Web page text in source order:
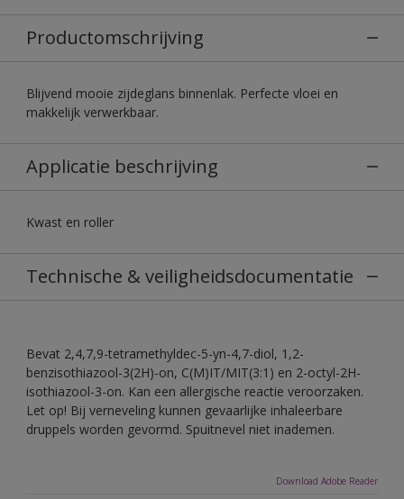
Productomschrijving
Blijvend mooie zijdeglans binnenlak. Perfecte vloei en
makkelijk verwerkbaar.
Applicatie beschrijving
Kwast en roller
Technische & veiligheidsdocumentatie
Bevat 2,4,7,9-tetramethyldec-5-yn-4,7-diol, 1,2-
benzisothiazool-3(2H)-on, C(M)IT/MIT(3:1) en 2-octyl-2H-
isothiazool-3-on. Kan een allergische reactie veroorzaken.
Let op! Bij verneveling kunnen gevaarlijke inhaleerbare
druppels worden gevormd. Spuitnevel niet inademen.
Download Adobe Reader